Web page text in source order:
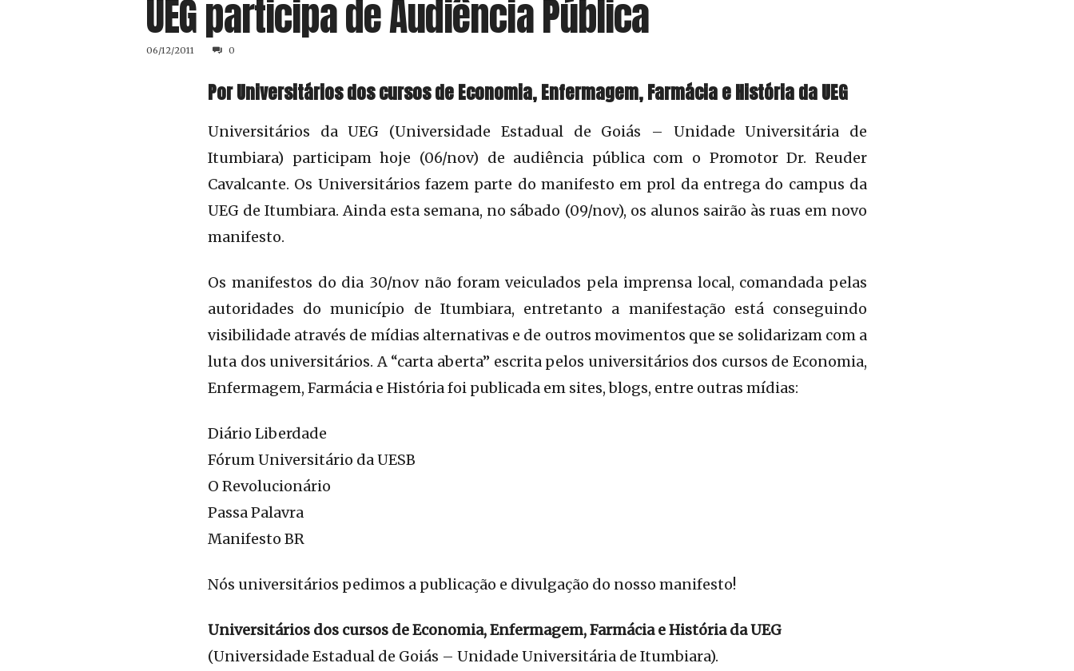
UEG participa de Audiência Pública
06/12/2011 0
Por Universitários dos cursos de Economia, Enfermagem, Farmácia e História da UEG
Universitários da UEG (Universidade Estadual de Goiás – Unidade Universitária de
Itumbiara) participam hoje (06/nov) de audiência pública com o Promotor Dr. Reuder
Cavalcante. Os Universitários fazem parte do manifesto em prol da entrega do campus da
UEG de Itumbiara. Ainda esta semana, no sábado (09/nov), os alunos sairão às ruas em novo
manifesto.
Os manifestos do dia 30/nov não foram veiculados pela imprensa local, comandada pelas
autoridades do município de Itumbiara, entretanto a manifestação está conseguindo
visibilidade através de mídias alternativas e de outros movimentos que se solidarizam com a
luta dos universitários. A “carta aberta” escrita pelos universitários dos cursos de Economia,
Enfermagem, Farmácia e História foi publicada em sites, blogs, entre outras mídias:
Diário Liberdade
Fórum Universitário da UESB
O Revolucionário
Passa Palavra
Manifesto BR
Nós universitários pedimos a publicação e divulgação do nosso manifesto!
Universitários dos cursos de Economia, Enfermagem, Farmácia e História da UEG
(Universidade Estadual de Goiás – Unidade Universitária de Itumbiara).